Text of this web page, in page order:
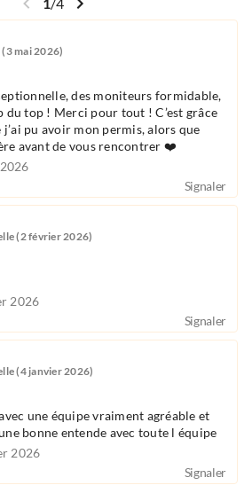
1/4
mai 2026)
des moniteurs formidable,
du top ! Merci pour tout ! C’est grâce
j’ai pu avoir mon permis, alors que
avant de vous rencontrer ❤️
Signaler
(2 février 2026)
2026
Signaler
(4 janvier 2026)
une équipe vraiment agréable et
bonne entende avec toute l équipe
2026
Signaler